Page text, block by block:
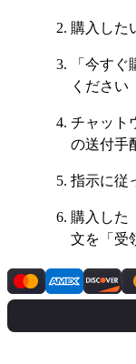
購入した
「今す
ください
チャット
の送付手
指示に従
購入した
文を「受